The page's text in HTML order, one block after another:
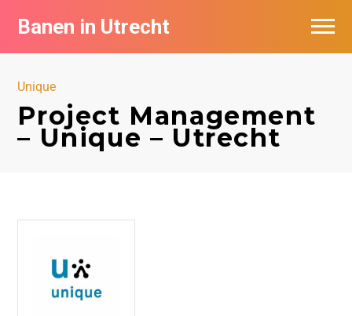
Banen in Utrecht
Unique
Project Management
– Unique – Utrecht
Vacatures per bedrijf in Utrecht
De populairste vacatures in Utrecht